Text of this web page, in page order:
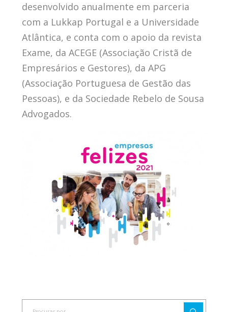
desenvolvido anualmente em parceria
com a Lukkap Portugal e a Universidade
Atlântica, e conta com o apoio da revista
Exame, da ACEGE (Associação Cristã de
Empresários e Gestores), da APG
(Associação Portuguesa de Gestão das
Pessoas), e da Sociedade Rebelo de Sousa
Advogados.